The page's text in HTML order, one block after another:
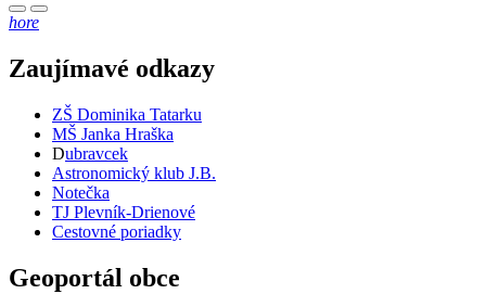
hore
Zaujímavé odkazy
ZŠ Dominika Tatarku
MŠ Janka Hraška
Dubravcek
Astronomický klub J.B.
Notečka
TJ Plevník-Drienové
Cestovné poriadky
Geoportál obce